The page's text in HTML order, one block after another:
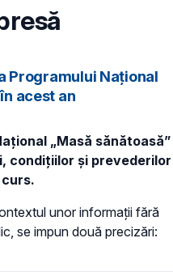
Programului Național
acest an
„Masă sănătoasă”
condițiilor și prevederilor
unor informații fără
se impun două precizări: